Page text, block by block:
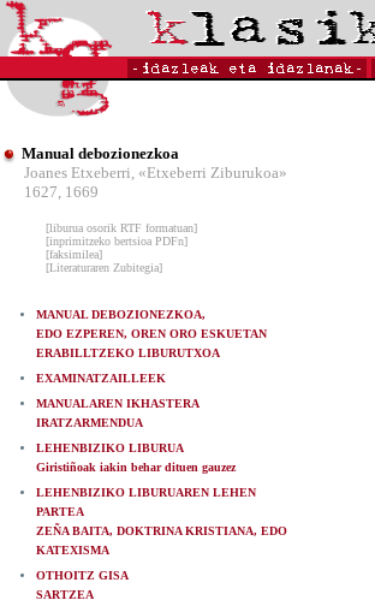
Manual debozionezkoa
Joanes Etxeberri, «Etxeberri Ziburukoa»
1627, 1669
[liburua osorik RTF formatuan]
[inprimitzeko bertsioa PDFn]
[faksimilea]
[Literaturaren Zubitegia]
MANUAL DEBOZIONEZKOA,
EDO EZPEREN, OREN ORO ESKUETAN
ERABILLTZEKO LIBURUTXOA
EXAMINATZAILLEEK
MANUALAREN IKHASTERA
IRATZARMENDUA
LEHENBIZIKO LIBURUA
Giristiñoak iakin behar dituen gauzez
LEHENBIZIKO LIBURUAREN LEHEN
PARTEA
ZEÑA BAITA, DOKTRINA KRISTIANA, EDO
KATEXISMA
OTHOITZ GISA
SARTZEA